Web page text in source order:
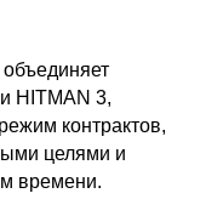
HITMAN 3,
контрактов,
целями и
времени.